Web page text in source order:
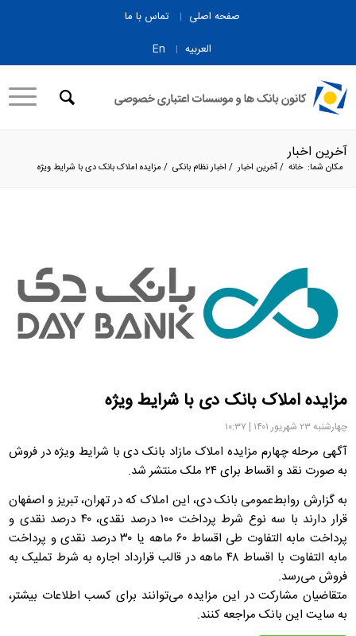
صفحه اصلی
تماس با ما
العربیه
En
آخرین اخبار
مکان شما: خانه /آخرین اخبار / اخبار نظام بانکی / مزایده املاک بانک دی با شرایط ویژه
مزایده املاک بانک دی با شرایط ویژه
چهارشنبه ۲۳ شهریور ۱۴۰۱ | ۱۰:۳۷
آگهی مرحله چهارم مزایده املاک مازاد بانک دی با شرایط ویژه در فروش
به صورت نقد و اقساط برای ۲۴ ملک منتشر شد.
به گزارش روابط‌‌عمومی بانک دی، این املاک که در تهران، تبریز و اصفهان
قرار دارند با سه نوع شرط پرداخت ۱۰۰ درصد نقدی، ۴۰ درصد نقدی و
پرداخت مابه التفاوت طی اقساط ۶۰ ماهه یا ۳۰ درصد نقدی و پرداخت
مابه التفاوت با اقساط ۴۸ ماهه در قالب قرارداد اجاره به شرط تملیک به
فروش می‌رسد.
متقاضیان مشارکت در این مزایده می‌توانند برای کسب اطلاعات بیشتر،
به سایت این بانک مراجعه کنند.